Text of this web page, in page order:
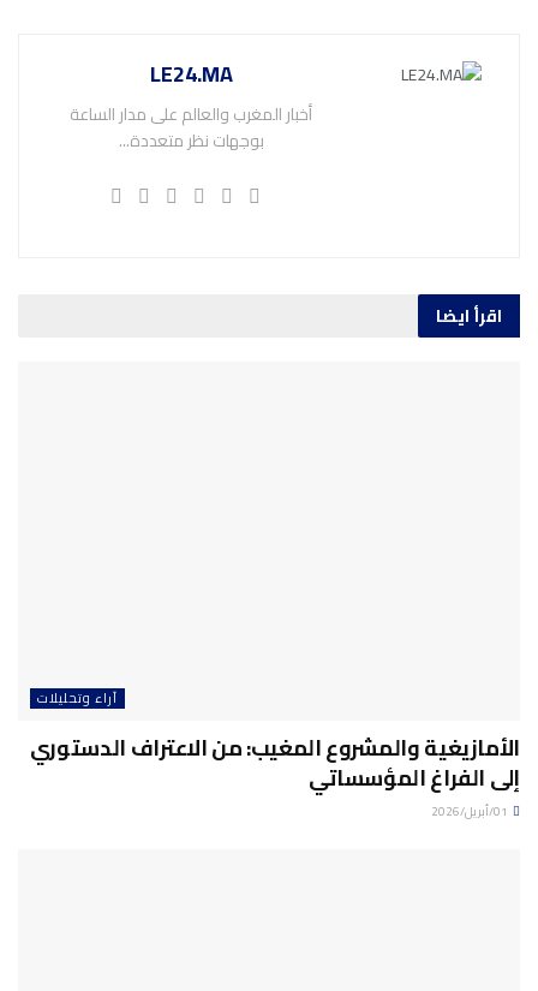
LE24.MA
أخبار المغرب والعالم على مدار الساعة
بوجهات نظر متعددة...
اقرأ ايضا
آراء وتحليلات
الأمازيغية والمشروع المغيب: من الاعتراف الدستوري
إلى الفراغ المؤسساتي